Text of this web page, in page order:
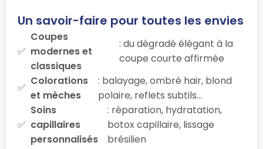
Un savoir-faire pour toutes les envies
Coupes
modernes et
classiques
: du dégradé élégant à la
coupe courte affirmée
Colorations
et mèches
: balayage, ombré hair, blond
polaire, reflets subtils…
Soins
capillaires
personnalisés
: réparation, hydratation,
botox capillaire, lissage
brésilien